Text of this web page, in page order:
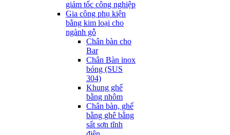
giảm tốc công nghiệp
Gia công phụ kiện
bằng kim loại cho
ngành gỗ
Chân bàn cho
Bar
Chân Bàn inox
bóng (SUS
304)
Khung ghế
bằng nhôm
Chân bàn, ghế
bằng ghê bằng
sất sơn tĩnh